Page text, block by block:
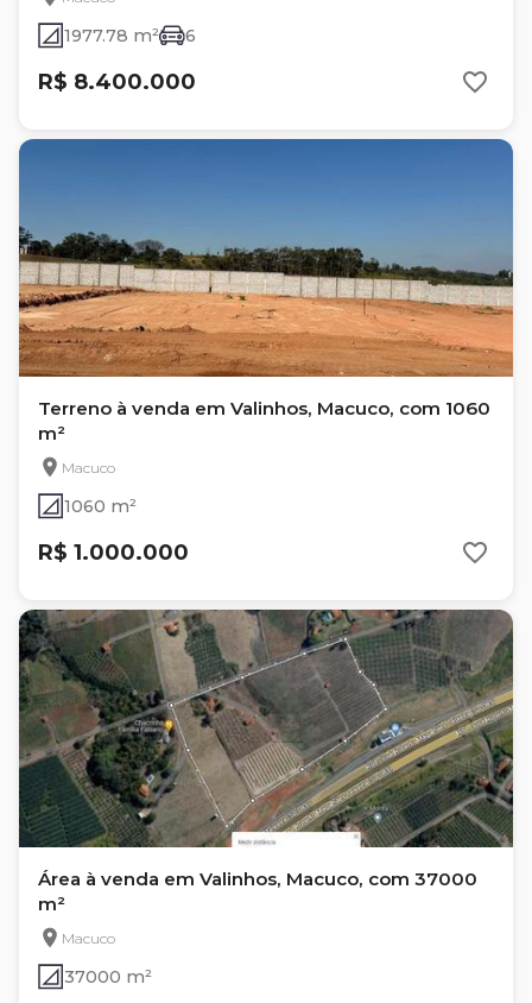
1977.78 m² 6
R$ 8.400.000
Terreno à venda em Valinhos, Macuco, com 1060
m²
Macuco
1060 m²
R$ 1.000.000
Área à venda em Valinhos, Macuco, com 37000
m²
Macuco
37000 m²